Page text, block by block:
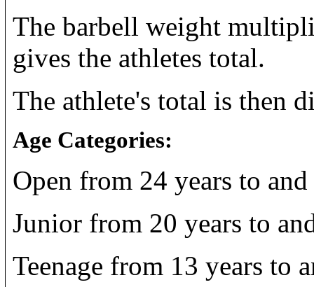
The barbell weight
gives the athletes total.
The athlete's total is then
Age Categories:
Open from 24 years to
Junior from 20 years to
Teenage from 13 years to